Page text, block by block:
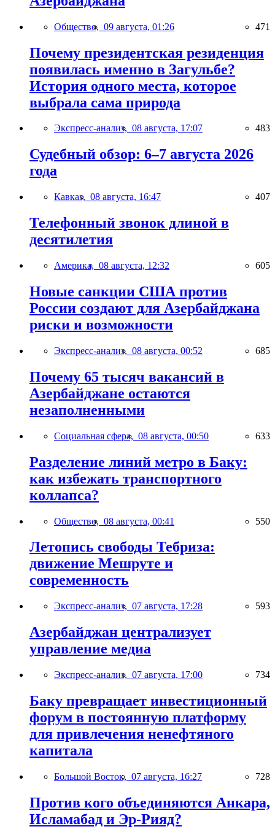
Общество, 09 августа, 01:26 471
Почему президентская резиденция
появилась именно в Загульбе?
История одного места, которое
выбрала сама природа
Экспресс-анализ, 08 августа, 17:07 483
Судебный обзор: 6–7 августа 2026
года
Кавказ, 08 августа, 16:47 407
Телефонный звонок длиной в
десятилетия
Америка, 08 августа, 12:32 605
Новые санкции США против
России создают для Азербайджана
риски и возможности
Экспресс-анализ, 08 августа, 00:52 685
Почему 65 тысяч вакансий в
Азербайджане остаются
незаполненными
Социальная сфера, 08 августа, 00:50 633
Разделение линий метро в Баку:
как избежать транспортного
коллапса?
Общество, 08 августа, 00:41 550
Летопись свободы Тебриза:
движение Мешруте и
современность
Экспресс-анализ, 07 августа, 17:28 593
Азербайджан централизует
управление медиа
Экспресс-анализ, 07 августа, 17:00 734
Баку превращает инвестиционный
форум в постоянную платформу
для привлечения ненефтяного
капитала
Большой Восток, 07 августа, 16:27 728
Против кого объединяются Анкара,
Исламабад и Эр-Рияд?